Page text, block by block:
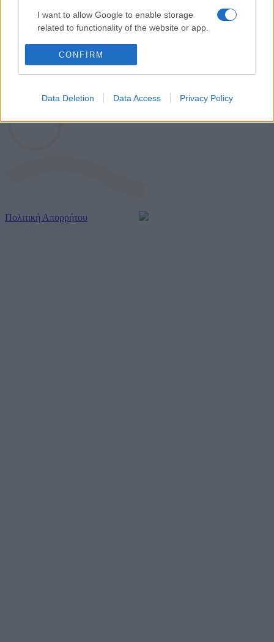
I want to allow Google to enable storage
related to functionality of the website or app.
I want to allow Google to enable storage
related to personalization.
related to security, including authentication
CONFIRM
Data Deletion Data Access Privacy Policy
idef@idef.gr
Πολιτική Απορρήτου
Πολιτική Απορρήτου